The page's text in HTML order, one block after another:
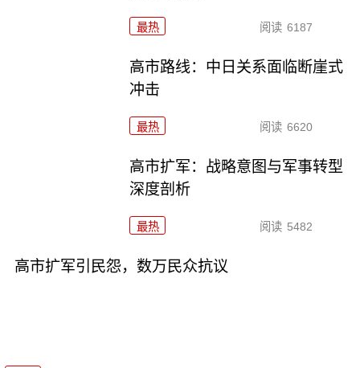
最热 阅读 6187
高市路线：中日关系面临断崖式
冲击
最热 阅读 6620
高市扩军：战略意图与军事转型
深度剖析
最热 阅读 5482
高市扩军引民怨，数万民众抗议